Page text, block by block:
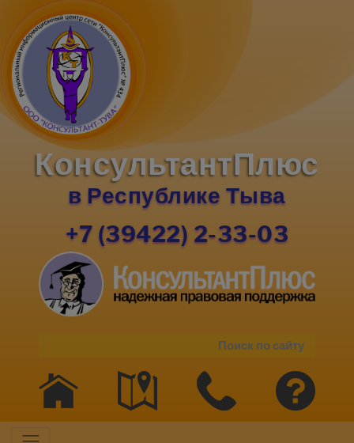
КонсультантПлюс
в Республике Тыва
+7 (39422) 2-33-03